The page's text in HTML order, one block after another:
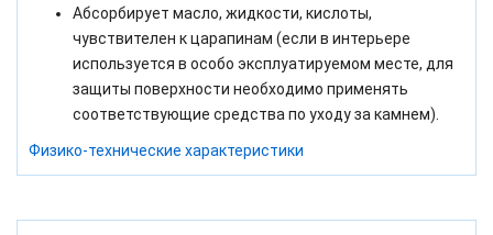
Абсорбирует масло, жидкости, кислоты,
чувствителен к царапинам (если в интерьере
используется в особо эксплуатируемом месте, для
защиты поверхности необходимо применять
соответствующие средства по уходу за камнем).
Физико-технические характеристики